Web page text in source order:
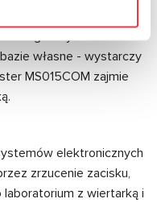
i zwiększyć
diagnostyki
własne - wystarczy
MS015COM zajmie
elektronicznych
zrzucenie zacisku,
z wiertarką i